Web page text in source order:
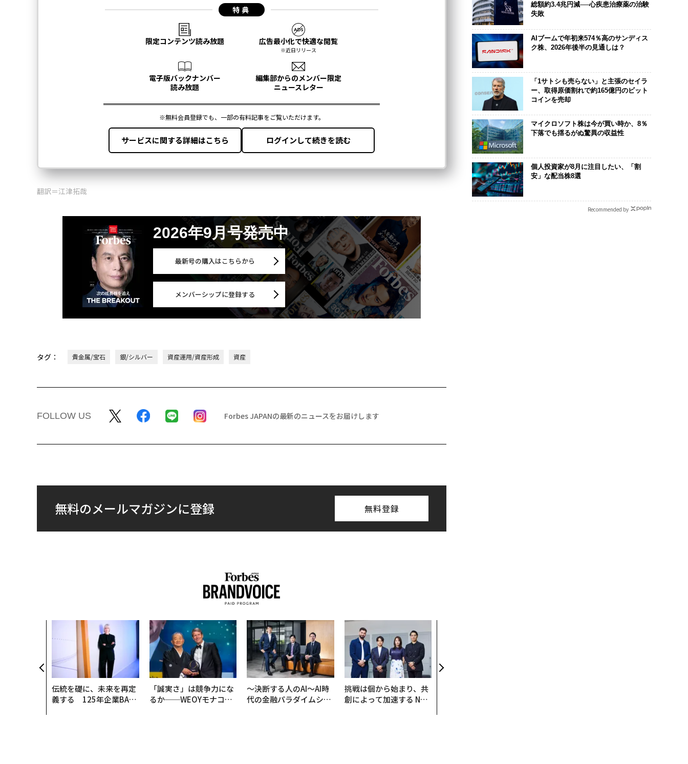
翻訳＝江津拓哉
2026年9月号発売中
最新号の購入はこちらから
メンバーシップに登録する
タグ： 貴金属/宝石 銀/シルバー 資産運用/資産形成 資産
FOLLOW US Forbes JAPANの最新のニュースをお届けします
無料のメールマガジンに登録 無料登録
伝統を礎に、未来を再定
義する 125年企業BAT
「誠実さ」は競争力にな
るか──WEOYモナコで
〜決断する人のAI〜AI時
代の金融パラダイムシフ
挑戦は個から始まり、共
創によって加速する NOR
ビジネス×PwC】
総額約3.4兆円減──心疾患治療薬の治験
失敗
AIブームで年初来574％高のサンディス
ク株、2026年後半の見通しは？
「1サトシも売らない」と主張のセイラ
ー、取得原価割れで約165億円のビット
コインを売却
マイクロソフト株は今が買い時か、8％
下落でも揺るがぬ驚異の収益性
個人投資家が8月に注目したい、「割
安」な配当株8選
Recommended by